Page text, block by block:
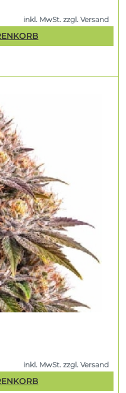
inkl. MwSt. zzgl. Versand
inkl. MwSt. zzgl. Versand